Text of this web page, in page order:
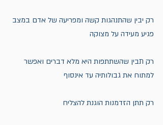
רק יבין שהתנהגות קשה ומפריעה של אדם במצב
פגיע מעידה על מצוקה
רק תבין שהשתתפות היא מלא דברים ואפשר
למתוח את גבולותיה עד אינסוף
רק תתן הזדמנות הוגנת להצליח